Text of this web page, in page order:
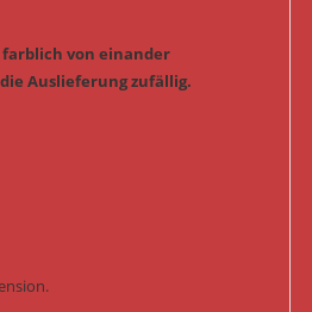
von einander
Auslieferung zufällig.